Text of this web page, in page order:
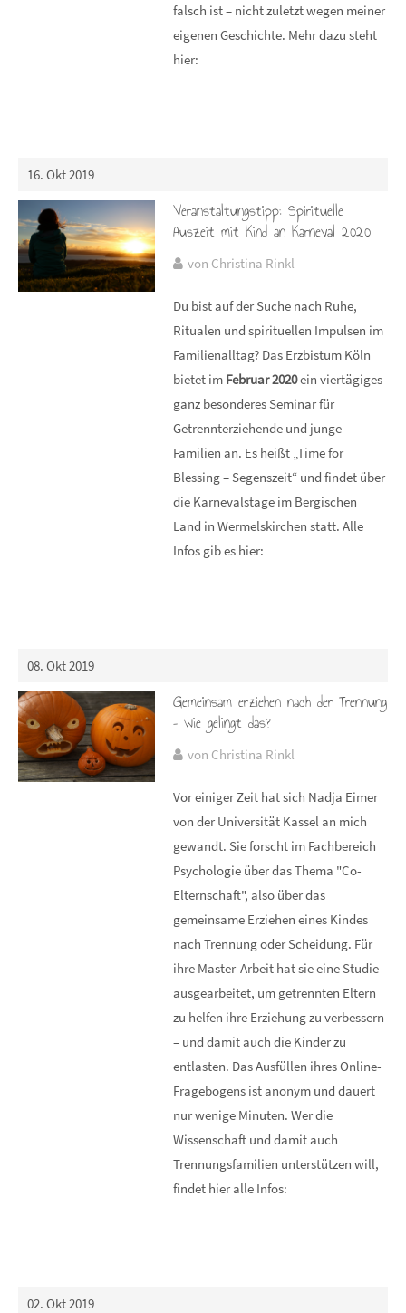
falsch ist – nicht zuletzt wegen meiner
eigenen Geschichte. Mehr dazu steht
hier:
16. Okt 2019
Veranstaltungstipp: Spirituelle
Auszeit mit Kind an Karneval 2020
von Christina Rinkl
Du bist auf der Suche nach Ruhe,
Ritualen und spirituellen Impulsen im
Familienalltag? Das Erzbistum Köln
bietet im Februar 2020ein viertägiges
ganz besonderes Seminar für
Getrennterziehende und junge
Familien an. Es heißt „Time for
Blessing – Segenszeit“ und findet über
die Karnevalstage im Bergischen
Land in Wermelskirchen statt. Alle
Infos gib es hier:
08. Okt 2019
Gemeinsam erziehen nach der Trennung
– wie gelingt das?
von Christina Rinkl
Vor einiger Zeit hat sich Nadja Eimer
von der Universität Kassel an mich
gewandt. Sie forscht im Fachbereich
Psychologie über das Thema "Co-
Elternschaft", also über das
gemeinsame Erziehen eines Kindes
nach Trennung oder Scheidung. Für
ihre Master-Arbeit hat sie eine Studie
ausgearbeitet, um getrennten Eltern
zu helfen ihre Erziehung zu verbessern
– und damit auch die Kinder zu
entlasten. Das Ausfüllen ihres Online-
Fragebogens ist anonym und dauert
nur wenige Minuten. Wer die
Wissenschaft und damit auch
Trennungsfamilien unterstützen will,
findet hier alle Infos:
02. Okt 2019